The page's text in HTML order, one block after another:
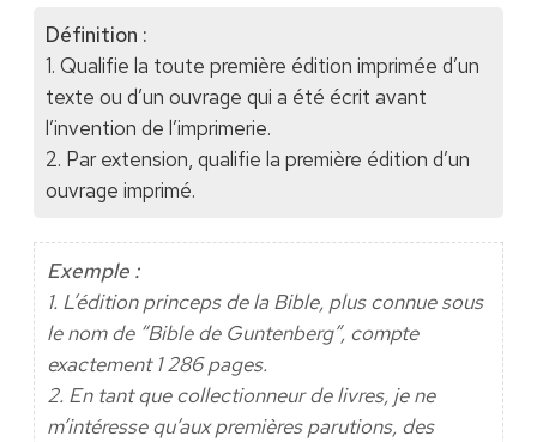
Définition :
1. Qualifie la toute première édition imprimée d’un
texte ou d’un ouvrage qui a été écrit avant
l’invention de l’imprimerie.
2. Par extension, qualifie la première édition d’un
ouvrage imprimé.
Exemple :
1. L’édition princeps de la Bible, plus connue sous
le nom de “Bible de Guntenberg”, compte
exactement 1 286 pages.
2. En tant que collectionneur de livres, je ne
m’intéresse qu’aux premières parutions, des